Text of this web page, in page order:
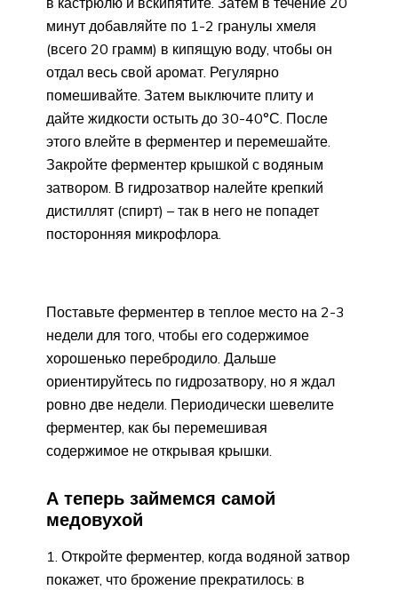
минут добавляйте по 1-2 гранулы хмеля
(всего 20 грамм) в кипящую воду, чтобы он
отдал весь свой аромат. Регулярно
помешивайте. Затем выключите плиту и
дайте жидкости остыть до 30-40°С. После
этого влейте в ферментер и перемешайте.
Закройте ферментер крышкой с водяным
затвором. В гидрозатвор налейте крепкий
дистиллят (спирт) – так в него не попадет
посторонняя микрофлора.
Поставьте ферментер в теплое место на 2-3
недели для того, чтобы его содержимое
хорошенько перебродило. Дальше
ориентируйтесь по гидрозатвору, но я ждал
ровно две недели. Периодически шевелите
ферментер, как бы перемешивая
содержимое не открывая крышки.
А теперь займемся самой
медовухой
Откройте ферментер, когда водяной затвор
покажет, что брожение прекратилось: в